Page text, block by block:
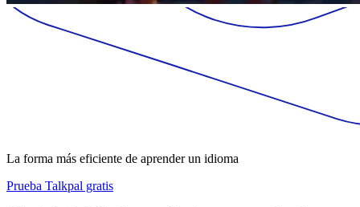
La forma más eficiente de aprender un idioma
Prueba Talkpal gratis